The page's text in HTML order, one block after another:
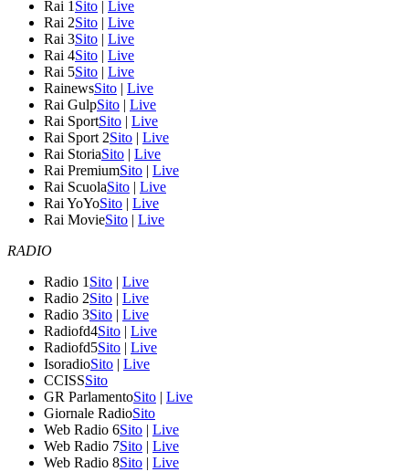
Rai 1 Sito | Live
Rai 2Sito | Live
Rai 3Sito | Live
Rai 4Sito | Live
Rai 5Sito | Live
RainewsSito | Live
Rai GulpSito | Live
Rai SportSito | Live
Rai Sport 2Sito | Live
Rai StoriaSito | Live
Rai PremiumSito | Live
Rai ScuolaSito | Live
Rai YoYoSito | Live
Rai MovieSito | Live
RADIO
Radio 1 Sito | Live
Radio 2Sito | Live
Radio 3Sito | Live
Radiofd4Sito | Live
Radiofd5Sito | Live
IsoradioSito | Live
CCISSSito
GR ParlamentoSito | Live
Giornale RadioSito
Web Radio 6Sito | Live
Web Radio 7Sito | Live
Web Radio 8Sito | Live